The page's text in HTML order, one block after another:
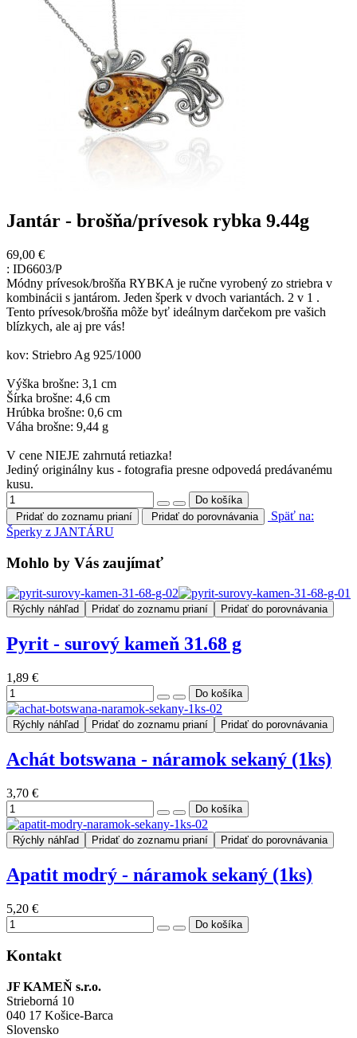
Jantár - brošňa/prívesok rybka 9.44g
69,00 €
: ID6603/P
Módny prívesok/brošňa RYBKA je ručne vyrobený zo striebra v
kombinácii s jantárom. Jeden šperk v dvoch variantách. 2 v 1 .
Tento prívesok/brošňa môže byť ideálnym darčekom pre vašich
blízkych, ale aj pre vás!
kov: Striebro Ag 925/1000
Výška brošne: 3,1 cm
Šírka brošne: 4,6 cm
Hrúbka brošne: 0,6 cm
Váha brošne: 9,44 g
V cene NIEJE zahrnutá retiazka!
Jediný originálny kus - fotografia presne odpovedá predávanému
kusu.
Pridať do zoznamu prianí Pridať do porovnávania
Späť na:
Šperky z JANTÁRU
Mohlo by Vás zaujímať
Rýchly náhľad Pridať do zoznamu prianí Pridať do porovnávania
Pyrit - surový kameň 31.68 g
1,89 €
Rýchly náhľad Pridať do zoznamu prianí Pridať do porovnávania
Achát botswana - náramok sekaný (1ks)
3,70 €
Rýchly náhľad Pridať do zoznamu prianí Pridať do porovnávania
Apatit modrý - náramok sekaný (1ks)
5,20 €
Kontakt
JF KAMEŇ s.r.o.
Strieborná 10
040 17 Košice-Barca
Slovensko